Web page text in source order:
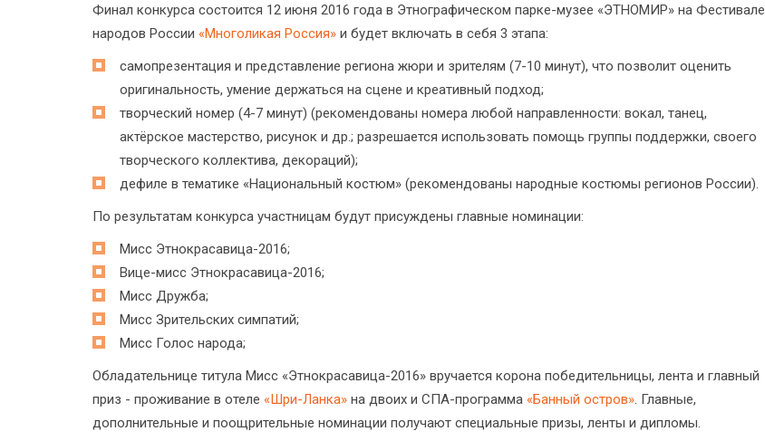
Финал конкурса состоится 12 июня 2016 года в Этнографическом парке-музее «ЭТНОМИР» на Фестивале
народов России «Многоликая Россия» и будет включать в себя 3 этапа:
самопрезентация и представление региона жюри и зрителям (7-10 минут), что позволит оценить
оригинальность, умение держаться на сцене и креативный подход;
творческий номер (4-7 минут) (рекомендованы номера любой направленности: вокал, танец,
актёрское мастерство, рисунок и др.; разрешается использовать помощь группы поддержки, своего
творческого коллектива, декораций);
дефиле в тематике «Национальный костюм» (рекомендованы народные костюмы регионов России).
По результатам конкурса участницам будут присуждены главные номинации:
Мисс Этнокрасавица-2016;
Вице-мисс Этнокрасавица-2016;
Мисс Дружба;
Мисс Зрительских симпатий;
Мисс Голос народа;
Обладательнице титула Мисс «Этнокрасавица-2016» вручается корона победительницы, лента и главный
приз - проживание в отеле «Шри-Ланка» на двоих и СПА-программа «Банный остров». Главные,
дополнительные и поощрительные номинации получают специальные призы, ленты и дипломы.